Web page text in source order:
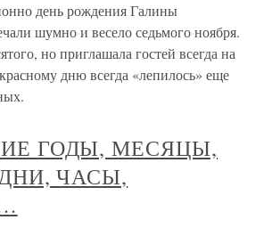
день рождения Галины
шумно и весело седьмого ноября.
но приглашала гостей всегда на
дню всегда «лепилось» еще
ГОДЫ, МЕСЯЦЫ,
ЧАСЫ,